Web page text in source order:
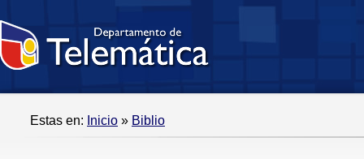
Estas en: Inicio » Biblio